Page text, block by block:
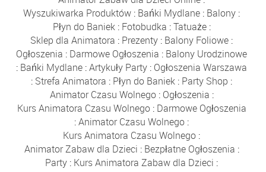
Wyszukiwarka Produktów : Bańki Mydlane : Balony :
Płyn do Baniek: Fotobudka :Tatuaże:
Sklep dla Animatora : Prezenty : Balony Foliowe :
Ogłoszenia : Darmowe Ogłoszenia : Balony Urodzinowe
: Bańki Mydlane :Artykuły Party : Ogłoszenia Warszawa
: Strefa Animatora : Płyn do Baniek : Party Shop :
Animator Czasu Wolnego: Ogłoszenia :
Kurs Animatora Czasu Wolnego: Darmowe Ogłoszenia
:Animator Czasu Wolnego :
Kurs Animatora Czasu Wolnego :
Animator Zabaw dla Dzieci : Bezpłatne Ogłoszenia :
Party : Kurs Animatora Zabaw dla Dzieci :